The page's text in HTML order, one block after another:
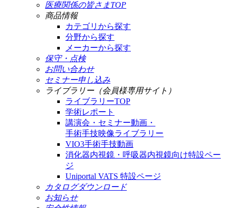
医療関係の皆さまTOP
商品情報
カテゴリから探す
分野から探す
メーカーから探す
保守・点検
お問い合わせ
セミナー申し込み
ライブラリー（会員様専用サイト）
ライブラリーTOP
学術レポート
講演会・セミナー動画・
手術手技映像ライブラリー
VIO3手術手技動画
消化器内視鏡・呼吸器内視鏡向け特設ペー
ジ
Uniportal VATS 特設ページ
カタログダウンロード
お知らせ